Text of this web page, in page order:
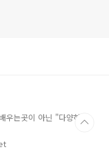
우는곳이 아닌 "다양하게